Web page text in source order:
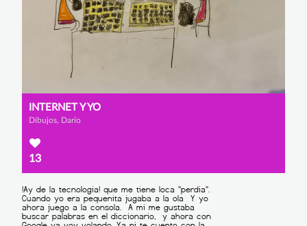
INTERNET Y YO
Dibujos, Darío
13